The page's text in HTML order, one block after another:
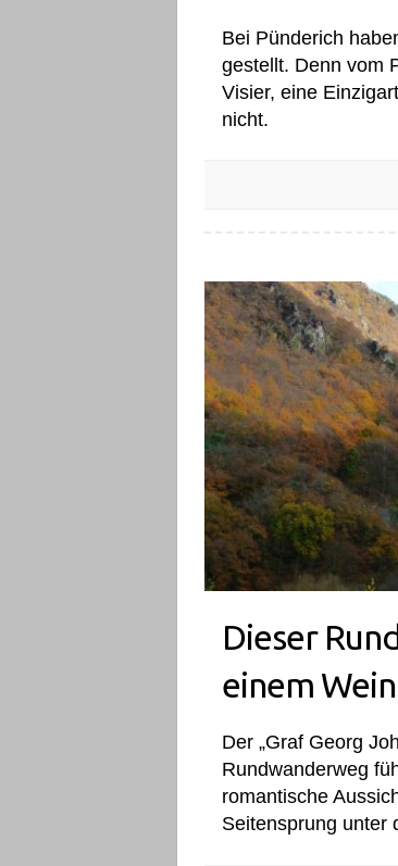
Bei Pünderich
gestellt. Denn vom
Visier, eine
nicht.
Dieser
einem
Der „Graf Georg
Rundwanderweg
romantische
Seitensprung unter